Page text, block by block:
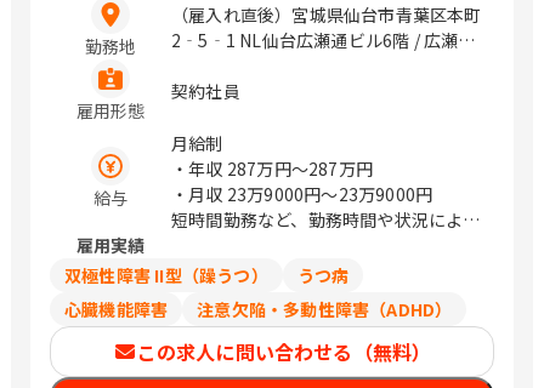
勤務地
（雇入れ直後）宮城県仙台市青葉区本町
2‐5‐1 NL仙台広瀬通ビル6階 / 広瀬
雇用形態
契約社員
給与
月給制
・年収 287万円〜287万円
・月収 23万9000円〜23万9000円
短時間勤務など、勤務時間や状況によっ
日給制の場合：11,900円/日
雇用実績
双極性障害 II型（躁うつ）
うつ病
心臓機能障害
注意欠陥・多動性障害（ADHD）
この求人に問い合わせる（無料）